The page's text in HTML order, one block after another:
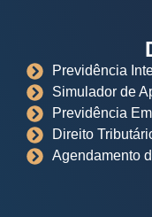
Previdência
Simulador de
Previdência
Direito
Agendamento